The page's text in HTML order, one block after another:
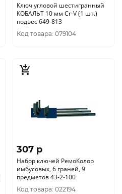
Ключ угловой шестигранный
КОБАЛЬТ 10 мм Cr-V (1 шт.)
подвес 649-813
Код товара: 079104
307 p
Набор ключей РемоКолор
имбусовых, 6 граней, 9
предметов 43-2-100
Код товара: 022194